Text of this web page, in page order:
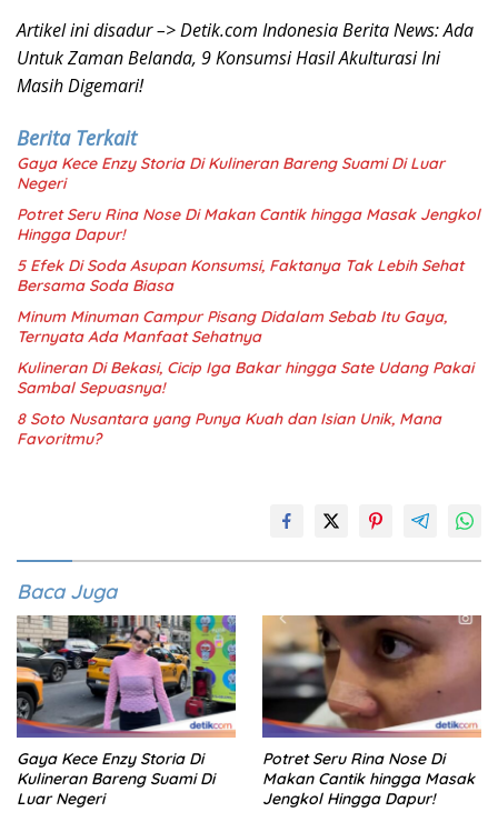
Artikel ini disadur –> Detik.com Indonesia Berita News: Ada
Untuk Zaman Belanda, 9 Konsumsi Hasil Akulturasi Ini
Masih Digemari!
Berita Terkait
Gaya Kece Enzy Storia Di Kulineran Bareng Suami Di Luar
Negeri
Potret Seru Rina Nose Di Makan Cantik hingga Masak Jengkol
Hingga Dapur!
5 Efek Di Soda Asupan Konsumsi, Faktanya Tak Lebih Sehat
Bersama Soda Biasa
Minum Minuman Campur Pisang Didalam Sebab Itu Gaya,
Ternyata Ada Manfaat Sehatnya
Kulineran Di Bekasi, Cicip Iga Bakar hingga Sate Udang Pakai
Sambal Sepuasnya!
8 Soto Nusantara yang Punya Kuah dan Isian Unik, Mana
Favoritmu?
Baca Juga
Gaya Kece Enzy Storia Di
Kulineran Bareng Suami Di
Luar Negeri
Potret Seru Rina Nose Di
Makan Cantik hingga Masak
Jengkol Hingga Dapur!